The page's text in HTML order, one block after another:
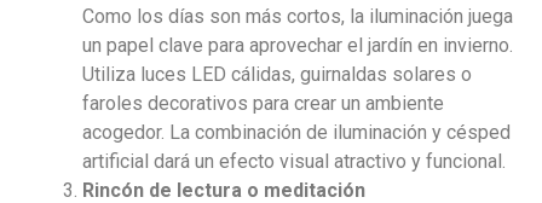
Como los días son más cortos, la iluminación juega
un papel clave para aprovechar el jardín en invierno.
Utiliza luces LED cálidas, guirnaldas solares o
faroles decorativos para crear un ambiente
acogedor. La combinación de iluminación y césped
artificial dará un efecto visual atractivo y funcional.
Rincón de lectura o meditación